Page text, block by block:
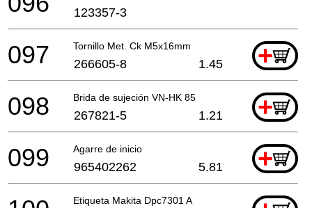
123357-3
Tornillo Met. Ck M5x16mm +
097 266605-8 1.45
Brida de sujeción VN-HK 85 +
098 267821-5 1.21
Agarre de inicio +
099 965402262 5.81
Etiqueta Makita Dpc7301 A